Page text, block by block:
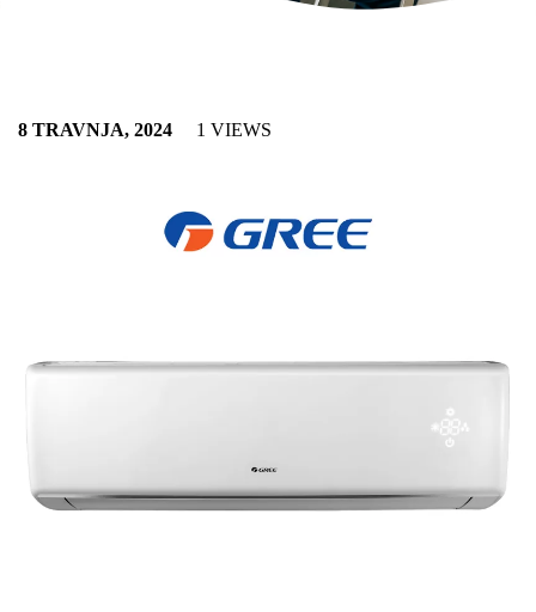
8 TRAVNJA, 2024 1 VIEWS